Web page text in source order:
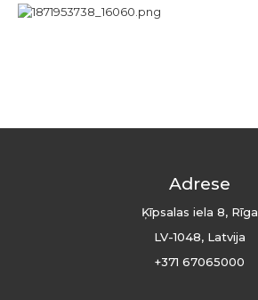
Adrese
Ķīpsalas iela 8, Rīga
LV-1048, Latvija
+371 67065000